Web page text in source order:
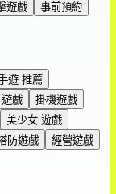
遊戲 事前預約
遊 推薦
戲
掛機遊戲
美少女 遊戲
防遊戲
經營遊戲